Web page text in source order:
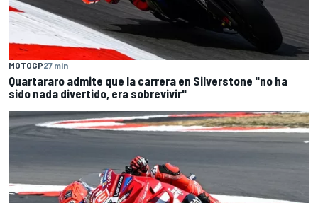
MOTOGP27 min
Quartararo admite que la carrera en Silverstone "no ha
sido nada divertido, era sobrevivir"